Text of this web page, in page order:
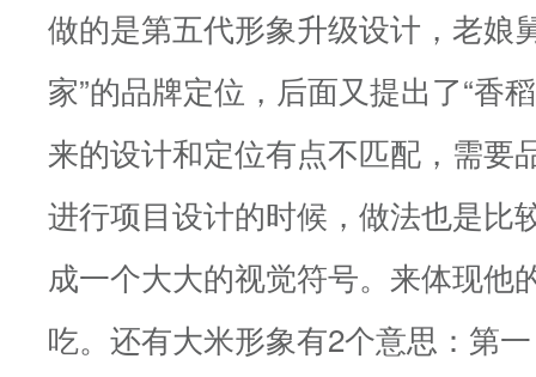
做的是第五代形象升级设计，老娘
家”的品牌定位，后面又提出了“香
来的设计和定位有点不匹配，需要
进行项目设计的时候，做法也是比
成一个大大的视觉符号。来体现他
吃。还有大米形象有2个意思：第